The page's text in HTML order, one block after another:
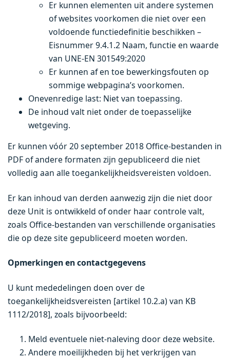
Er kunnen elementen uit andere systemen
of websites voorkomen die niet over een
voldoende functiedefinitie beschikken –
Eisnummer 9.4.1.2 Naam, functie en waarde
van UNE-EN 301549:2020
Er kunnen af en toe bewerkingsfouten op
sommige webpagina’s voorkomen.
Onevenredige last: Niet van toepassing.
De inhoud valt niet onder de toepasselijke
wetgeving.
Er kunnen vóór 20 september 2018 Office-bestanden in
PDF of andere formaten zijn gepubliceerd die niet
volledig aan alle toegankelijkheidsvereisten voldoen.
Er kan inhoud van derden aanwezig zijn die niet door
deze Unit is ontwikkeld of onder haar controle valt,
zoals Office-bestanden van verschillende organisaties
die op deze site gepubliceerd moeten worden.
Opmerkingen en contactgegevens
U kunt mededelingen doen over de
toegankelijkheidsvereisten [artikel 10.2.a) van KB
1112/2018], zoals bijvoorbeeld:
Meld eventuele niet-naleving door deze website.
Andere moeilijkheden bij het verkrijgen van